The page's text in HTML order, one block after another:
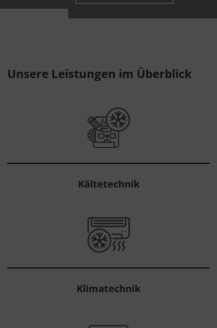
Unsere Leistungen im Überblick
Kältetechnik
Klimatechnik